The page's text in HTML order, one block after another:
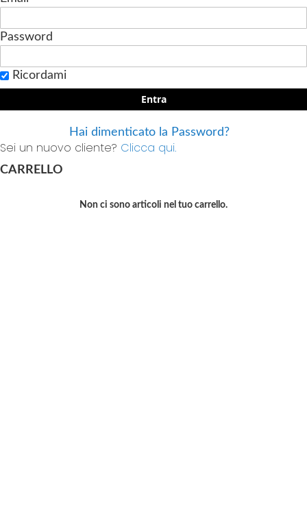
Password
Ricordami
Entra
Hai dimenticato la Password?
Sei un nuovo cliente? Clicca qui.
CARRELLO
Non ci sono articoli nel tuo carrello.